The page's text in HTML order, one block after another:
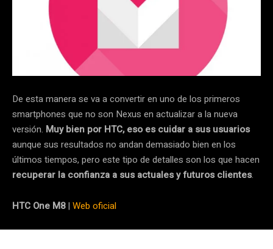
De esta manera se va a convertir en uno de los primeros
smartphones que no son Nexus en actualizar a la nueva
versión. Muy bien por HTC, eso es cuidar a sus usuarios
aunque sus resultados no andan demasiado bien en los
últimos tiempos, pero este tipo de detalles son los que hacen
recuperar la confianza a sus actuales y futuros clientes.
HTC One M8| Web oficial